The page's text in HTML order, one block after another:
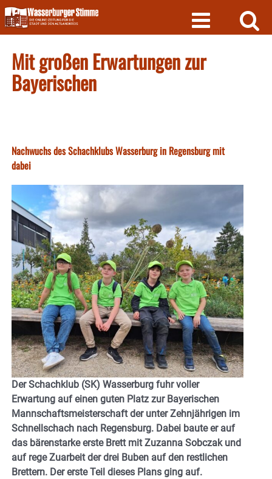
Skip
to
content
Mit großen Erwartungen zur
Bayerischen
Nachwuchs des Schachklubs Wasserburg in Regensburg mit
dabei
Der Schachklub (SK) Wasserburg fuhr voller
Erwartung auf einen guten Platz zur Bayerischen
Mannschaftsmeisterschaft der unter Zehnjährigen im
Schnellschach nach Regensburg. Dabei baute er auf
das bärenstarke erste Brett mit Zuzanna Sobczak und
auf rege Zuarbeit der drei Buben auf den restlichen
Brettern. Der erste Teil dieses Plans ging auf.